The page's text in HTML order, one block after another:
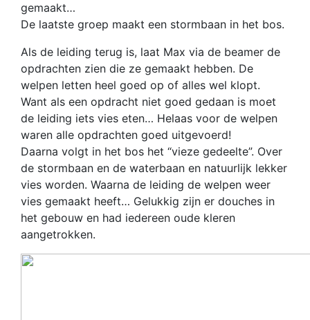
gemaakt…
De laatste groep maakt een stormbaan in het bos.
Als de leiding terug is, laat Max via de beamer de
opdrachten zien die ze gemaakt hebben. De
welpen letten heel goed op of alles wel klopt.
Want als een opdracht niet goed gedaan is moet
de leiding iets vies eten… Helaas voor de welpen
waren alle opdrachten goed uitgevoerd!
Daarna volgt in het bos het “vieze gedeelte”. Over
de stormbaan en de waterbaan en natuurlijk lekker
vies worden. Waarna de leiding de welpen weer
vies gemaakt heeft… Gelukkig zijn er douches in
het gebouw en had iedereen oude kleren
aangetrokken.